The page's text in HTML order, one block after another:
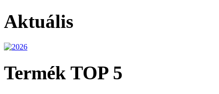
Aktuális
Termék TOP 5